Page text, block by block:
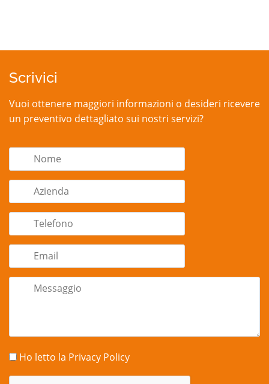
Scrivici
Vuoi ottenere maggiori informazioni o desideri ricevere
un preventivo dettagliato sui nostri servizi?
Ho letto la Privacy Policy